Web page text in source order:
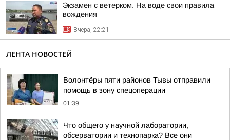
Экзамен с ветерком. На воде свои правила
вождения
Вчера, 22:21
ЛЕНТА НОВОСТЕЙ
Волонтёры пяти районов Тывы отправили
помощь в зону спецоперации
01:39
Что общего у научной лаборатории,
обсерватории и технопарка? Все они